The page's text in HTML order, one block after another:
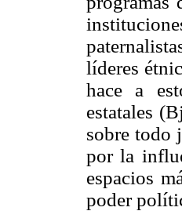
líderes
hace a
estatales
sobre todo
por la
espacios
poder